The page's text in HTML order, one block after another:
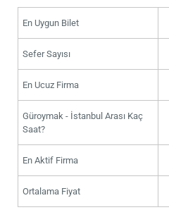
En Uygun Bilet
Sefer Sayısı
En Ucuz Firma
Güroymak - İstanbul Arası Kaç
Saat?
En Aktif Firma
Ortalama Fiyat